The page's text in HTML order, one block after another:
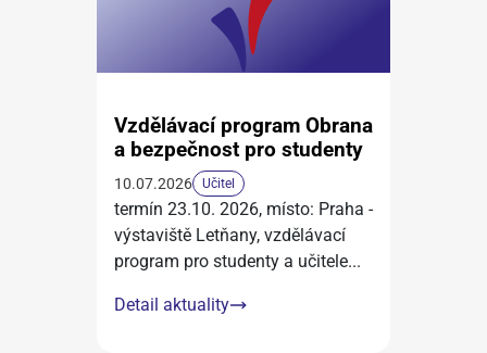
Vzdělávací program Obrana
a bezpečnost pro studenty
10.07.2026 Učitel
termín 23.10. 2026, místo: Praha -
výstaviště Letňany, vzdělávací
program pro studenty a učitele...
Detail aktuality